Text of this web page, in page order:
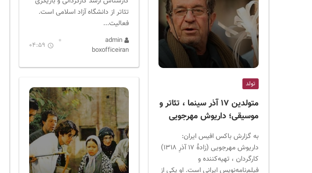
تولد
متولدین ۱۷ آذر سینما ، تئاتر و
موسیقی؛ داریوش مهرجویی
به گزارش باکس افیس ایران:
داریوش مهرجویی (زادهٔ ۱۷ آذرِ ۱۳۱۸)
کارگردان ، تهیه‌کننده و
فیلم‌نامه‌نویس ایرانی است. او یکی از
تئاتر از دانشگاه آزاد اسلامی است.
فعالیت...
admin
boxofficeiran
04:59